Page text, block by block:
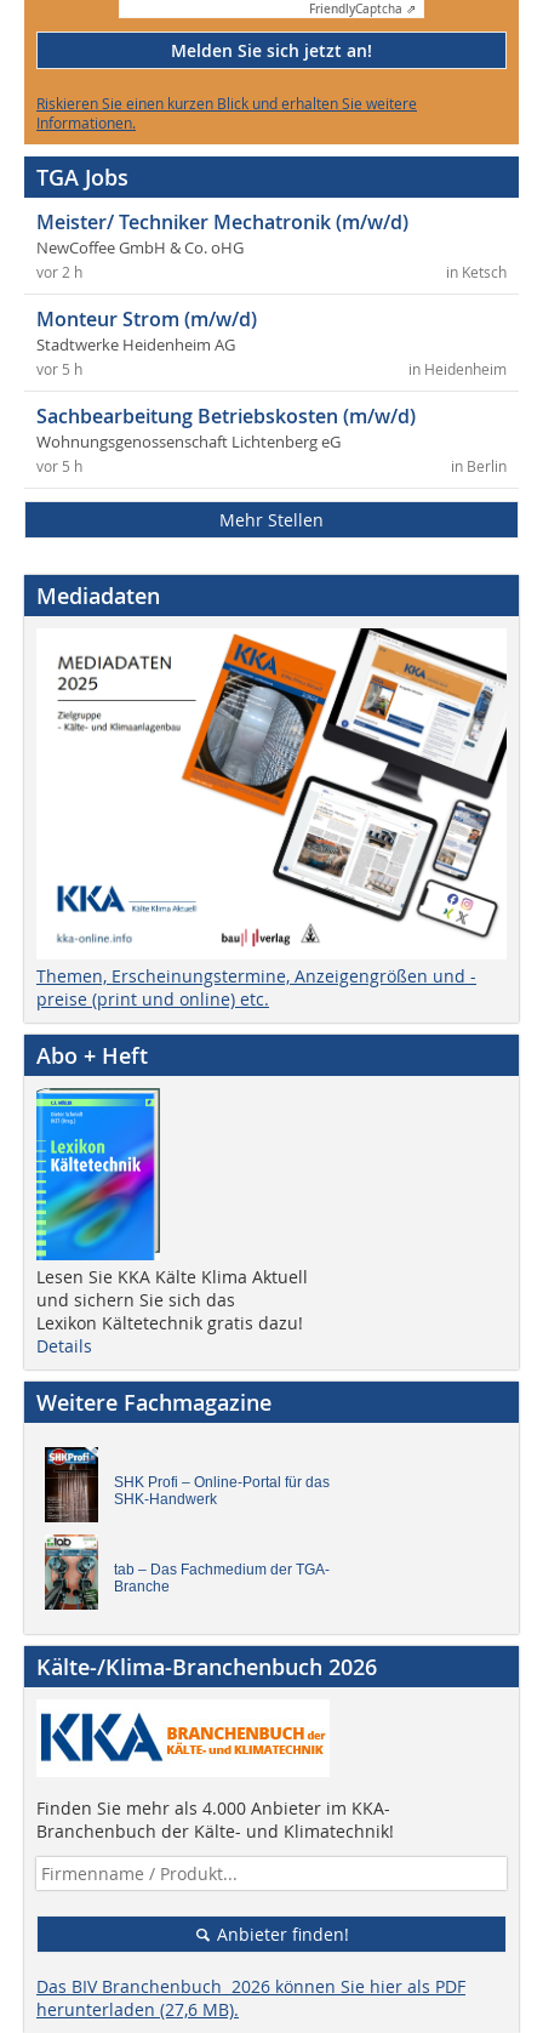
FriendlyCaptcha ⇗
Melden Sie sich jetzt an!
Riskieren Sie einen kurzen Blick und erhalten Sie weitere
Informationen.
TGA Jobs
Meister/ Techniker Mechatronik (m/w/d)
NewCoffee GmbH & Co. oHG
in Ketsch
vor 2 h
Monteur Strom (m/w/d)
Stadtwerke Heidenheim AG
in Heidenheim
vor 5 h
Sachbearbeitung Betriebskosten (m/w/d)
Wohnungsgenossenschaft Lichtenberg eG
in Berlin
vor 5 h
Mehr Stellen
Mediadaten
Themen, Erscheinungstermine, Anzeigengrößen und -
preise (print und online) etc.
Abo + Heft
Lesen Sie KKA Kälte Klima Aktuell
und sichern Sie sich das
Lexikon Kältetechnik gratis dazu!
Details
Weitere Fachmagazine
SHK Profi – Online-Portal für das
SHK-Handwerk
tab – Das Fachmedium der TGA-
Branche
Kälte-/Klima-Branchenbuch 2026
Finden Sie mehr als 4.000 Anbieter im KKA-
Branchenbuch der Kälte- und Klimatechnik!
Anbieter finden!
Das BIV Branchenbuch 2026 können Sie hier als PDF
herunterladen (27,6 MB).